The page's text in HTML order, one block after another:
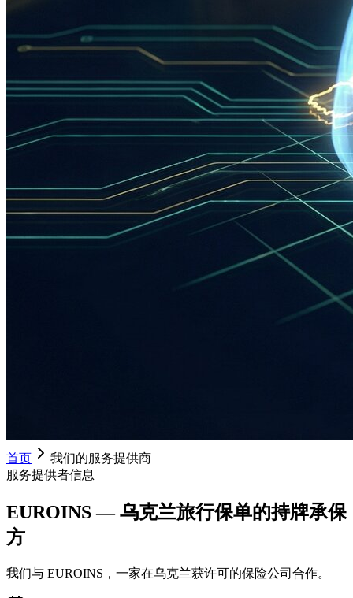
首页
我们的服务提供商
服务提供者信息
EUROINS — 乌克兰旅行保单的持牌承保
方
我们与 EUROINS，一家在乌克兰获许可的保险公司合作。